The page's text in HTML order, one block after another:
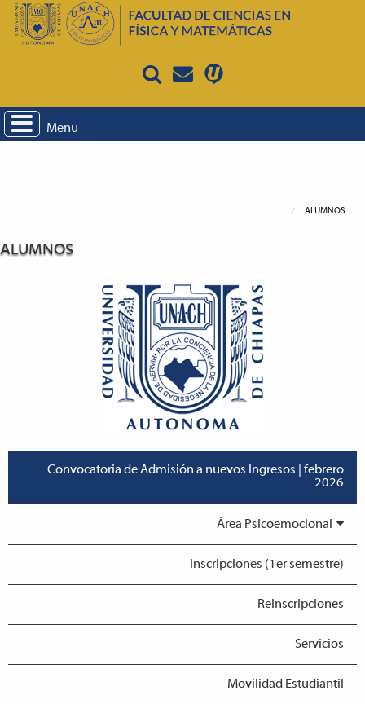
Menu
ALUMNOS
ALUMNOS
Convocatoria de Admisión a nuevos Ingresos | febrero
2026
Área Psicoemocional
Inscripciones (1er semestre)
Reinscripciones
Servicios
Movilidad Estudiantil